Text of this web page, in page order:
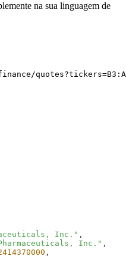
na sua linguagem de
quotes?tickers=
Inc."
Inc."